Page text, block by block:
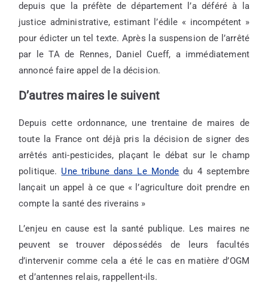
depuis que la préfète de département l’a déféré à la
justice administrative, estimant l’édile « incompétent »
pour édicter un tel texte. Après la suspension de l’arrêté
par le TA de Rennes, Daniel Cueff, a immédiatement
annoncé faire appel de la décision.
D’autres maires le suivent
Depuis cette ordonnance, une trentaine de maires de
toute la France ont déjà pris la décision de signer des
arrêtés anti-pesticides, plaçant le débat sur le champ
politique. Une tribune dans Le Monde du 4 septembre
lançait un appel à ce que « l’agriculture doit prendre en
compte la santé des riverains »
L’enjeu en cause est la santé publique. Les maires ne
peuvent se trouver dépossédés de leurs facultés
d’intervenir comme cela a été le cas en matière d’OGM
et d’antennes relais, rappellent-ils.